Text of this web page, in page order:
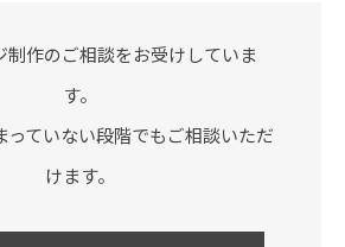
制作のご相談をお受けしていま
す。
っていない段階でもご相談いただ
けます。